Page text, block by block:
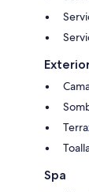
Spa